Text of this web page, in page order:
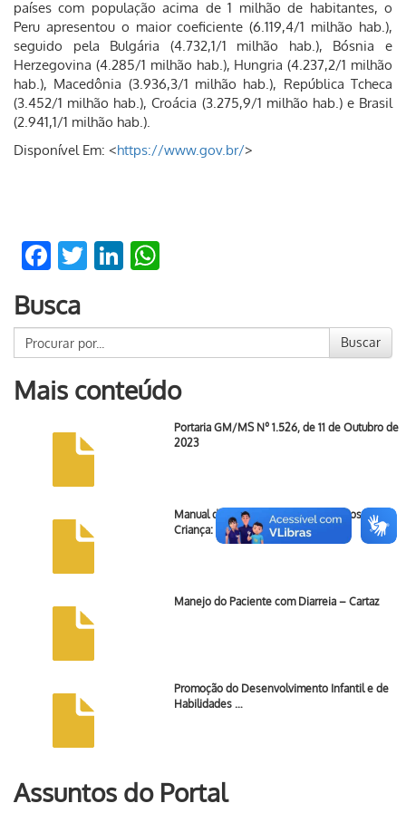
países com população acima de 1 milhão de habitantes, o
Peru apresentou o maior coeficiente (6.119,4/1 milhão hab.),
seguido pela Bulgária (4.732,1/1 milhão hab.), Bósnia e
Herzegovina (4.285/1 milhão hab.), Hungria (4.237,2/1 milhão
hab.), Macedônia (3.936,3/1 milhão hab.), República Tcheca
(3.452/1 milhão hab.), Croácia (3.275,9/1 milhão hab.) e Brasil
(2.941,1/1 milhão hab.).
Disponível Em: <https://www.gov.br/>
Facebook
TwitterLinkedIn
Busca
Buscar
Mais conteúdo
Portaria GM/MS Nº 1.526, de 11 de Outubro de
2023
Manual de Quadros de Procedimentos: Aidpi
Criança: 2 meses a 5 anos
Manejo do Paciente com Diarreia – Cartaz
Promoção do Desenvolvimento Infantil e de
Habilidades …
Assuntos do Portal